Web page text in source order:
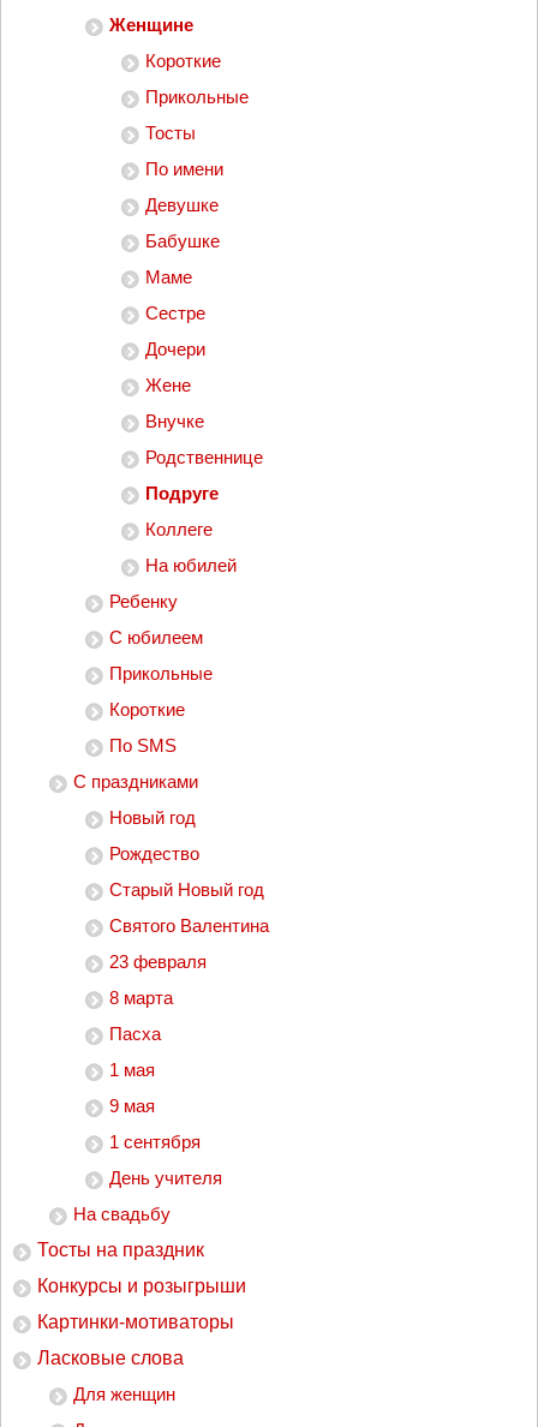
Женщине
Короткие
Прикольные
Тосты
По имени
Девушке
Бабушке
Маме
Сестре
Дочери
Жене
Внучке
Родственнице
Подруге
Коллеге
На юбилей
Ребенку
С юбилеем
Прикольные
Короткие
По SMS
С праздниками
Новый год
Рождество
Старый Новый год
Святого Валентина
23 февраля
8 марта
Пасха
1 мая
9 мая
1 сентября
День учителя
На свадьбу
Тосты на праздник
Конкурсы и розыгрыши
Картинки-мотиваторы
Ласковые слова
Для женщин